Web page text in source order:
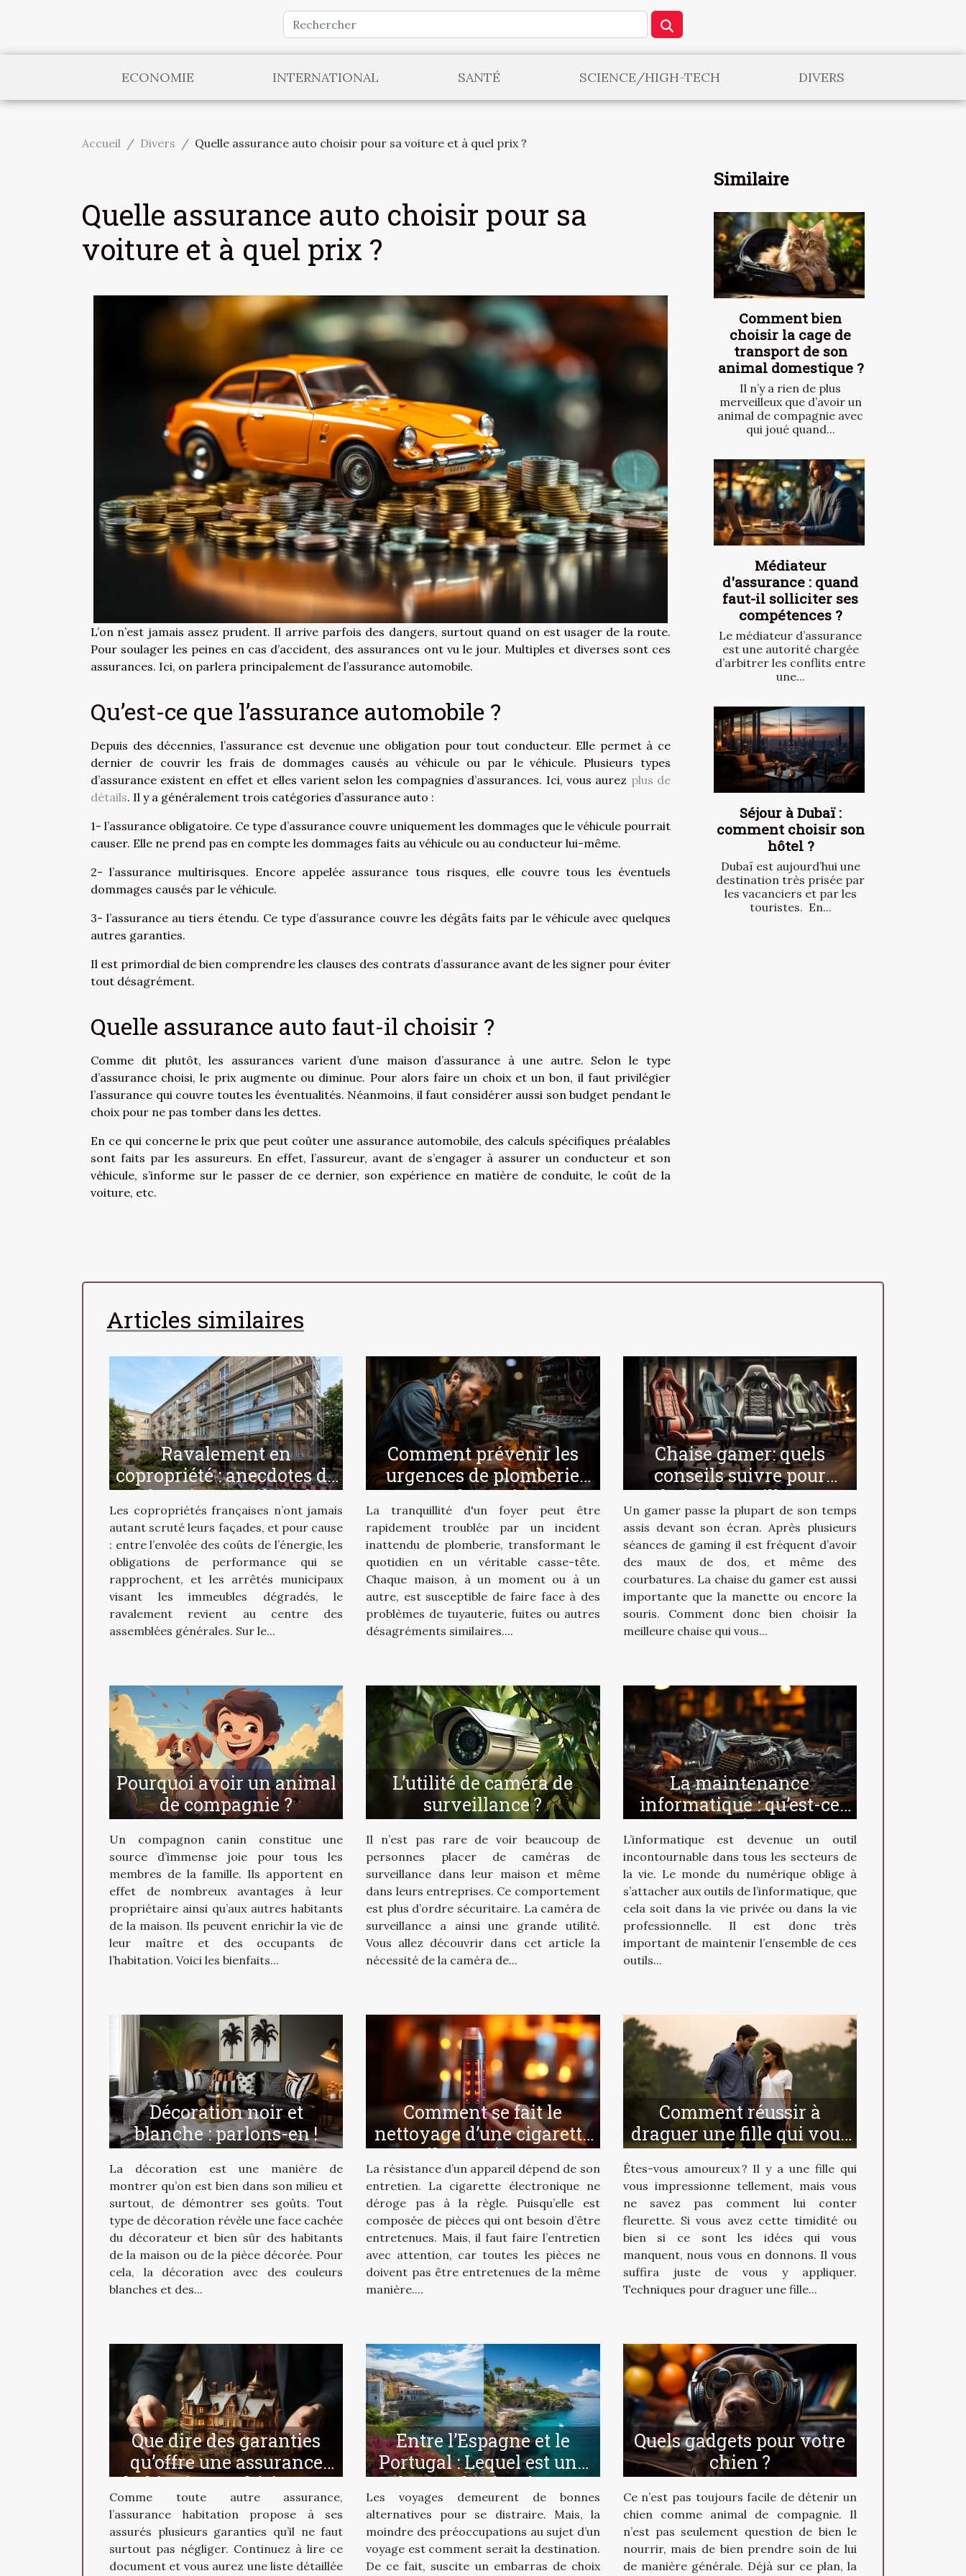
ECONOMIE INTERNATIONAL SANTÉ SCIENCE/HIGH-TECH DIVERS
Accueil Divers Quelle assurance auto choisir pour sa voiture et à quel prix ?
Quelle assurance auto choisir pour sa
voiture et à quel prix ?
L’on n’est jamais assez prudent. Il arrive parfois des dangers, surtout quand on est usager de la route.
Pour soulager les peines en cas d’accident, des assurances ont vu le jour. Multiples et diverses sont ces
assurances. Ici, on parlera principalement de l’assurance automobile.
Qu’est-ce que l’assurance automobile ?
Depuis des décennies, l’assurance est devenue une obligation pour tout conducteur. Elle permet à ce
dernier de couvrir les frais de dommages causés au véhicule ou par le véhicule. Plusieurs types
d’assurance existent en effet et elles varient selon les compagnies d’assurances. Ici, vous aurez plus de
détails. Il y a généralement trois catégories d’assurance auto :
1- l’assurance obligatoire. Ce type d’assurance couvre uniquement les dommages que le véhicule pourrait
causer. Elle ne prend pas en compte les dommages faits au véhicule ou au conducteur lui-même.
2- l’assurance multirisques. Encore appelée assurance tous risques, elle couvre tous les éventuels
dommages causés par le véhicule.
3- l’assurance au tiers étendu. Ce type d’assurance couvre les dégâts faits par le véhicule avec quelques
autres garanties.
Il est primordial de bien comprendre les clauses des contrats d’assurance avant de les signer pour éviter
tout désagrément.
Quelle assurance auto faut-il choisir ?
Comme dit plutôt, les assurances varient d’une maison d’assurance à une autre. Selon le type
d’assurance choisi, le prix augmente ou diminue. Pour alors faire un choix et un bon, il faut privilégier
l’assurance qui couvre toutes les éventualités. Néanmoins, il faut considérer aussi son budget pendant le
choix pour ne pas tomber dans les dettes.
En ce qui concerne le prix que peut coûter une assurance automobile, des calculs spécifiques préalables
sont faits par les assureurs. En effet, l’assureur, avant de s’engager à assurer un conducteur et son
véhicule, s’informe sur le passer de ce dernier, son expérience en matière de conduite, le coût de la
voiture, etc.
Similaire
Comment bien
choisir la cage de
transport de son
animal domestique ?
Il n’y a rien de plus
merveilleux que d’avoir un
animal de compagnie avec
qui joué quand...
Médiateur
d'assurance : quand
faut-il solliciter ses
compétences ?
Le médiateur d’assurance
est une autorité chargée
d’arbitrer les conflits entre
une...
Séjour à Dubaï :
comment choisir son
hôtel ?
Dubaï est aujourd’hui une
destination très prisée par
les vacanciers et par les
touristes. En...
Articles similaires
Ravalement en
copropriété : anecdotes de
chantiers et pièges à
éviter
Les copropriétés françaises n’ont jamais
autant scruté leurs façades, et pour cause
: entre l’envolée des coûts de l’énergie, les
obligations de performance qui se
rapprochent, et les arrêtés municipaux
visant les immeubles dégradés, le
ravalement revient au centre des
assemblées générales. Sur le...
Comment prévenir les
urgences de plomberie
chez soi
La tranquillité d'un foyer peut être
rapidement troublée par un incident
inattendu de plomberie, transformant le
quotidien en un véritable casse-tête.
Chaque maison, à un moment ou à un
autre, est susceptible de faire face à des
problèmes de tuyauterie, fuites ou autres
désagréments similaires....
Chaise gamer: quels
conseils suivre pour
choisir la meilleure ?
Un gamer passe la plupart de son temps
assis devant son écran. Après plusieurs
séances de gaming il est fréquent d’avoir
des maux de dos, et même des
courbatures. La chaise du gamer est aussi
importante que la manette ou encore la
souris. Comment donc bien choisir la
meilleure chaise qui vous...
Pourquoi avoir un animal
de compagnie ?
Un compagnon canin constitue une
source d’immense joie pour tous les
membres de la famille. Ils apportent en
effet de nombreux avantages à leur
propriétaire ainsi qu’aux autres habitants
de la maison. Ils peuvent enrichir la vie de
leur maître et des occupants de
l’habitation. Voici les bienfaits...
L’utilité de caméra de
surveillance ?
Il n’est pas rare de voir beaucoup de
personnes placer de caméras de
surveillance dans leur maison et même
dans leurs entreprises. Ce comportement
est plus d’ordre sécuritaire. La caméra de
surveillance a ainsi une grande utilité.
Vous allez découvrir dans cet article la
nécessité de la caméra de...
La maintenance
informatique : qu’est-ce
que c’est ?
L’informatique est devenue un outil
incontournable dans tous les secteurs de
la vie. Le monde du numérique oblige à
s’attacher aux outils de l’informatique, que
cela soit dans la vie privée ou dans la vie
professionnelle. Il est donc très
important de maintenir l’ensemble de ces
outils...
Décoration noir et
blanche : parlons-en !
La décoration est une manière de
montrer qu’on est bien dans son milieu et
surtout, de démontrer ses goûts. Tout
type de décoration révèle une face cachée
du décorateur et bien sûr des habitants
de la maison ou de la pièce décorée. Pour
cela, la décoration avec des couleurs
blanches et des...
Comment se fait le
nettoyage d’une cigarette
électronique ?
La résistance d’un appareil dépend de son
entretien. La cigarette électronique ne
déroge pas à la règle. Puisqu’elle est
composée de pièces qui ont besoin d’être
entretenues. Mais, il faut faire l’entretien
avec attention, car toutes les pièces ne
doivent pas être entretenues de la même
manière....
Comment réussir à
draguer une fille qui vous
plait ?
Êtes-vous amoureux ? Il y a une fille qui
vous impressionne tellement, mais vous
ne savez pas comment lui conter
fleurette. Si vous avez cette timidité ou
bien si ce sont les idées qui vous
manquent, nous vous en donnons. Il vous
suffira juste de vous y appliquer.
Techniques pour draguer une fille...
Que dire des garanties
qu’offre une assurance
habitation multirisque ?
Comme toute autre assurance,
l’assurance habitation propose à ses
assurés plusieurs garanties qu’il ne faut
surtout pas négliger. Continuez à lire ce
document et vous aurez une liste détaillée
Entre l’Espagne et le
Portugal : Lequel est une
bonne destination ?
Les voyages demeurent de bonnes
alternatives pour se distraire. Mais, la
moindre des préoccupations au sujet d’un
voyage est comment serait la destination.
De ce fait, suscite un embarras de choix
Quels gadgets pour votre
chien ?
Ce n’est pas toujours facile de détenir un
chien comme animal de compagnie. Il
n’est pas seulement question de bien le
nourrir, mais de bien prendre soin de lui
de manière générale. Déjà sur ce plan, la